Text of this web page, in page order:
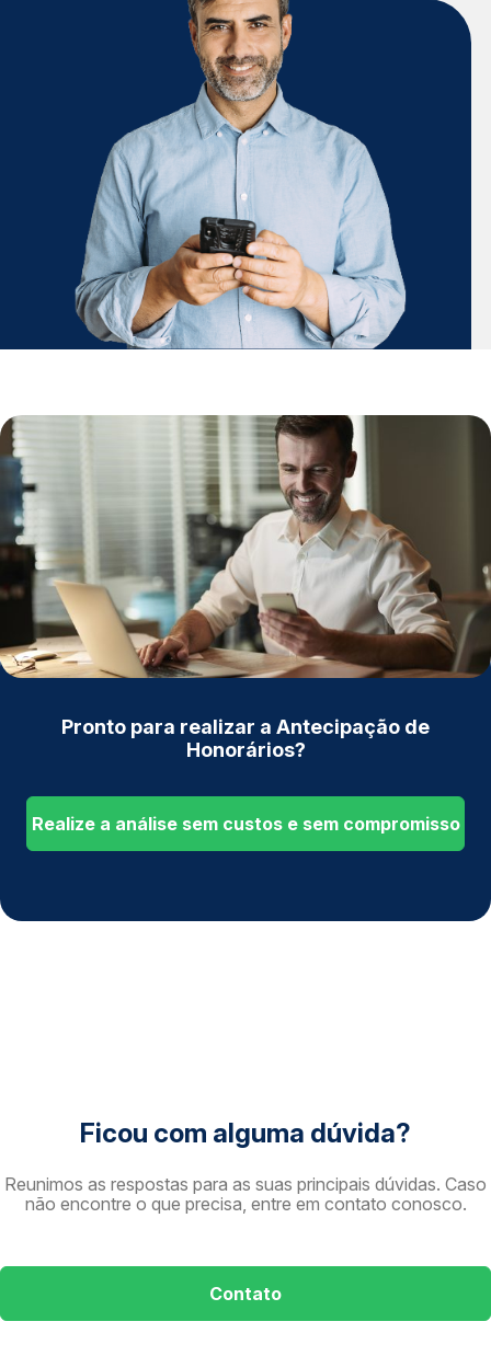
Pronto para realizar a Antecipação de
Honorários?
Realize a análise sem custos e sem compromisso
Ficou com alguma dúvida?
Reunimos as respostas para as suas principais dúvidas. Caso
não encontre o que precisa, entre em contato conosco.
Contato